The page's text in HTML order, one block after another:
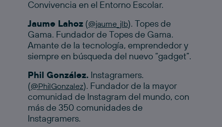
Convivencia en el Entorno Escolar.
Jaume Lahoz (@jaume_jlb). Topes de
Gama. Fundador de Topes de Gama.
Amante de la tecnología, emprendedor y
siempre en búsqueda del nuevo “gadget”.
Phil González. Instagramers.
(@PhilGonzalez). Fundador de la mayor
comunidad de Instagram del mundo, con
más de 350 comunidades de
Instagramers.